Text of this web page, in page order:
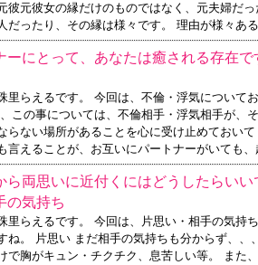
彼元彼女の縁だけのものではなく、元夫婦だ
だったり、その縁は様々です。 理由が様々
ーにとって、あなたは癒される存在で
里らえるです。 今回は、不倫・浮気について
この事については、不倫相手・浮気相手が、
らない場所があることを心に受け止めておい
言えることが、お互いにパートナーがいても
ら両思いに近付くにはどうしたらいい
の気持ち
里らえるです。 今回は、片思い・相手の気持
ね。 片思い まだ相手の気持ちも分からず、、
で胸がキュン・チクチク、息苦しい等。 また